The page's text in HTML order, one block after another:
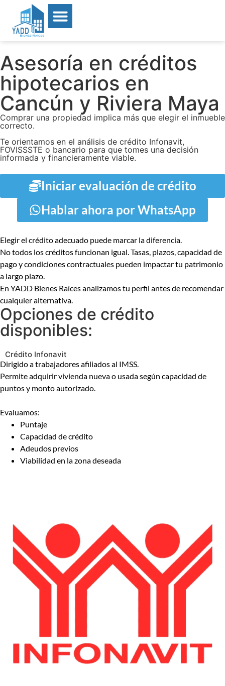
Asesoría en créditos
hipotecarios en
Cancún y Riviera Maya
Comprar una propiedad implica más que elegir el inmueble
correcto.
Te orientamos en el análisis de crédito Infonavit,
FOVISSSTE o bancario para que tomes una decisión
informada y financieramente viable.
Iniciar evaluación de crédito
Hablar ahora por WhatsApp
Elegir el crédito adecuado puede marcar la diferencia.
No todos los créditos funcionan igual. Tasas, plazos, capacidad de
pago y condiciones contractuales pueden impactar tu patrimonio
a largo plazo.
En YADD Bienes Raíces analizamos tu perfil antes de recomendar
cualquier alternativa.
Opciones de crédito
disponibles:
Crédito Infonavit
Dirigido a trabajadores afiliados al IMSS.
Permite adquirir vivienda nueva o usada según capacidad de
puntos y monto autorizado.
Evaluamos:
Puntaje
Capacidad de crédito
Adeudos previos
Viabilidad en la zona deseada